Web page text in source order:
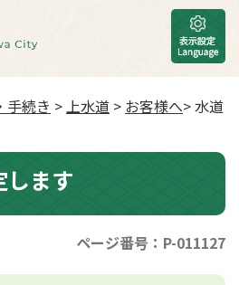
手続き >上水道 > お客様へ> 水道
します
ページ番号：P-011127